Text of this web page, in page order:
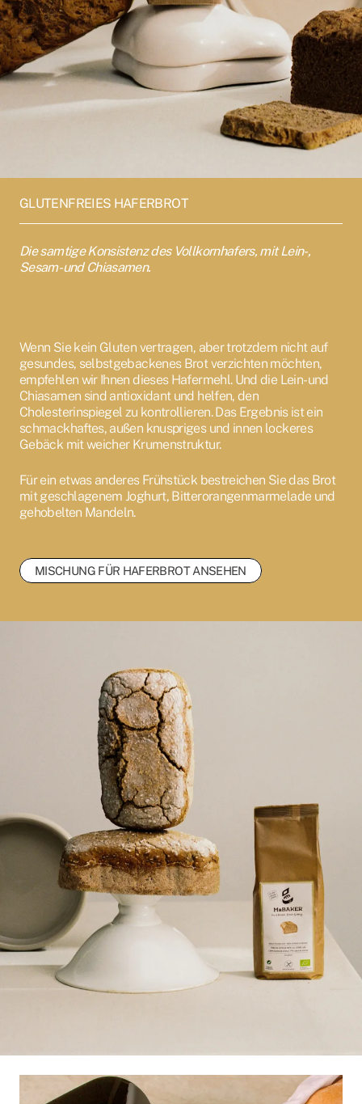
GLUTENFREIES HAFERBROT
Die samtige Konsistenz des Vollkornhafers, mit Lein-,
Sesam- und Chiasamen.
Wenn Sie kein Gluten vertragen, aber trotzdem nicht auf
gesundes, selbstgebackenes Brot verzichten möchten,
empfehlen wir Ihnen dieses Hafermehl. Und die Lein- und
Chiasamen sind antioxidant und helfen, den
Cholesterinspiegel zu kontrollieren. Das Ergebnis ist ein
schmackhaftes, außen knuspriges und innen lockeres
Gebäck mit weicher Krumenstruktur.
Für ein etwas anderes Frühstück bestreichen Sie das Brot
mit geschlagenem Joghurt, Bitterorangenmarmelade und
gehobelten Mandeln.
MISCHUNG FÜR HAFERBROT ANSEHEN